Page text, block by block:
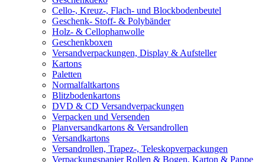
Cello-, Kreuz-, Flach- und Blockbodenbeutel
Geschenk- Stoff- & Polybänder
Holz- & Cellophanwolle
Geschenkboxen
Versandverpackungen, Display & Aufsteller
Kartons
Paletten
Normalfaltkartons
Blitzbodenkartons
DVD & CD Versandverpackungen
Verpacken und Versenden
Planversandkartons & Versandrollen
Versandkartons
Versandrollen, Trapez-, Teleskopverpackungen
Verpackungspapier Rollen & Bogen, Karton & Pappe